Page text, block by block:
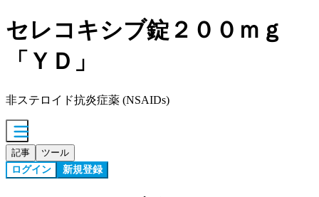
セレコキシブ錠２００ｍｇ
「ＹＤ」
非ステロイド抗炎症薬 (NSAIDs)
記事 ツール
ログイン 新規登録